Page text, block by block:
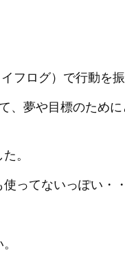
フログ）で行動を振
、夢や目標のため
。
ってないっぽい・・